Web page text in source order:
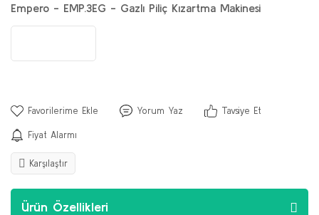
Empero - EMP.3EG - Gazlı Piliç Kızartma Makinesi
Yorum Yaz Tavsiye Et
Fiyat Alarmı
Karşılaştır
Ürün Özellikleri